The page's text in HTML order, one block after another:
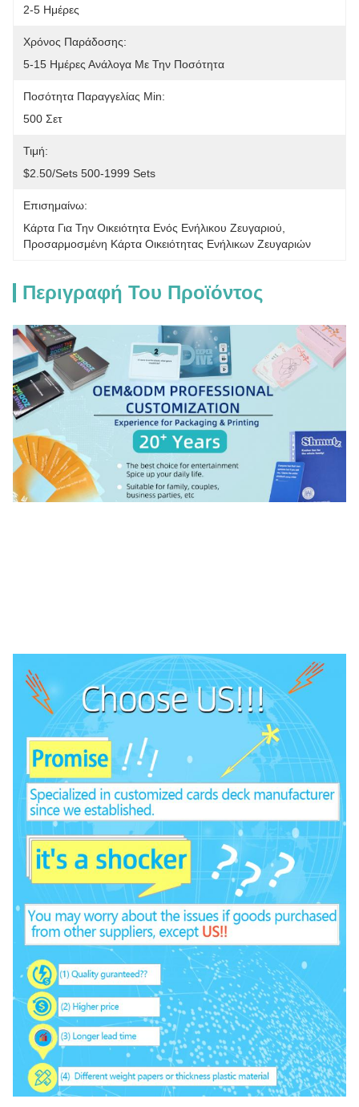
2-5 Ημέρες
Χρόνος Παράδοσης:
5-15 Ημέρες Ανάλογα Με Την Ποσότητα
Ποσότητα Παραγγελίας Min:
500 Σετ
Τιμή:
$2.50/sets 500-1999 Sets
Επισημαίνω:
Κάρτα Για Την Οικειότητα Ενός Ενήλικου Ζευγαριού
Προσαρμοσμένη Κάρτα Οικειότητας Ενήλικων Ζευγαριών
Περιγραφή Του Προϊόντος